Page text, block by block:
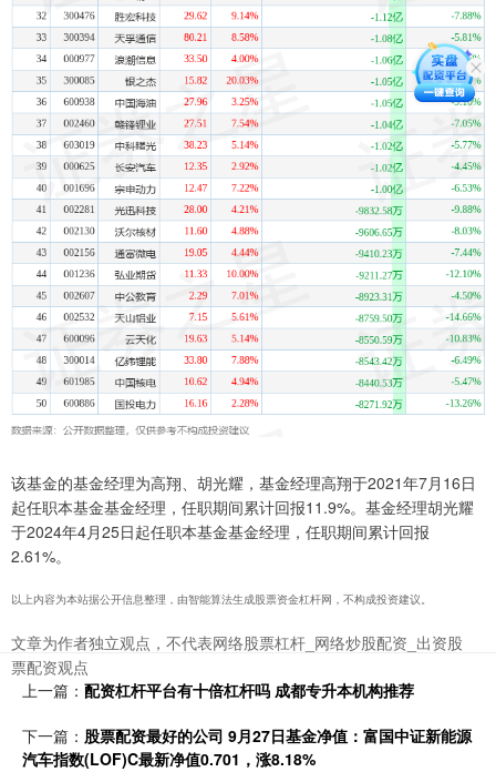
该基金的基金经理为高翔、胡光耀，基金经理高翔于2021年7月16日
起任职本基金基金经理，任职期间累计回报11.9%。基金经理胡光耀
于2024年4月25日起任职本基金基金经理，任职期间累计回报
2.61%。
以上内容为本站据公开信息整理，由智能算法生成股票资金杠杆网，不构成投资建议。
文章为作者独立观点，不代表网络股票杠杆_网络炒股配资_出资股
票配资观点
上一篇： 配资杠杆平台有十倍杠杆吗 成都专升本机构推荐
下一篇： 股票配资最好的公司 9月27日基金净值：富国中证新能源
汽车指数(LOF)C最新净值0.701，涨8.18%